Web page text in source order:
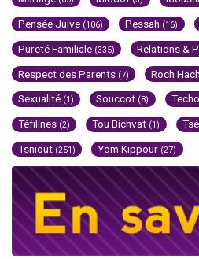
Pensée Juive (106) Pessah (16)
Pureté Familiale (335) Relations &
Respect des Parents (7) Roch
Sexualité (1) Souccot (8)
Téfilines (2) Tou Bichvat (1)
Tsniout (251) Yom Kippour (27)